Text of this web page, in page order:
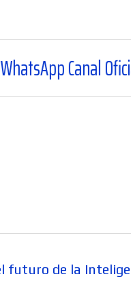
Oficial
futuro de la